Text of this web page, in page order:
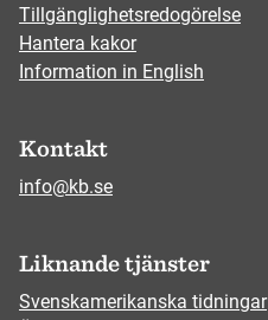
Tillgänglighetsredogörelse
Hantera kakor
Information in English
Kontakt
info@kb.se
Liknande tjänster
Svenskamerikanska tidningar